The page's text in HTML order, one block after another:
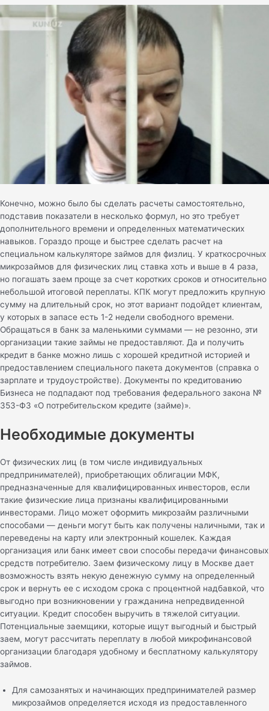
Конечно, можно было бы сделать расчеты самостоятельно,
подставив показатели в несколько формул, но это требует
дополнительного времени и определенных математических
навыков. Гораздо проще и быстрее сделать расчет на
специальном калькуляторе займов для физлиц. У краткосрочных
микрозаймов для физических лиц ставка хоть и выше в 4 раза,
но погашать заем проще за счет коротких сроков и относительно
небольшой итоговой переплаты. КПК могут предложить крупную
сумму на длительный срок, но этот вариант подойдет клиентам,
у которых в запасе есть 1-2 недели свободного времени.
Обращаться в банк за маленькими суммами — не резонно, эти
организации такие займы не предоставляют. Да и получить
кредит в банке можно лишь с хорошей кредитной историей и
предоставлением специального пакета документов (справка о
зарплате и трудоустройстве). Документы по кредитованию
Бизнеса не подпадают под требования федерального закона №
353-ФЗ «О потребительском кредите (займе)».
Необходимые документы
От физических лиц (в том числе индивидуальных
предпринимателей), приобретающих облигации МФК,
предназначенные для квалифицированных инвесторов, если
такие физические лица признаны квалифицированными
инвесторами. Лицо может оформить микрозайм различными
способами — деньги могут быть как получены наличными, так и
переведены на карту или электронный кошелек. Каждая
организация или банк имеет свои способы передачи финансовых
средств потребителю. Заем физическому лицу в Москве дает
возможность взять некую денежную сумму на определенный
срок и вернуть ее с исходом срока с процентной надбавкой, что
выгодно при возникновении у гражданина непредвиденной
ситуации. Кредит способен выручить в тяжелой ситуации.
Потенциальные заемщики, которые ищут выгодный и быстрый
заем, могут рассчитать переплату в любой микрофинансовой
организации благодаря удобному и бесплатному калькулятору
займов.
Для самозанятых и начинающих предпринимателей размер
микрозаймов определяется исходя из предоставленного